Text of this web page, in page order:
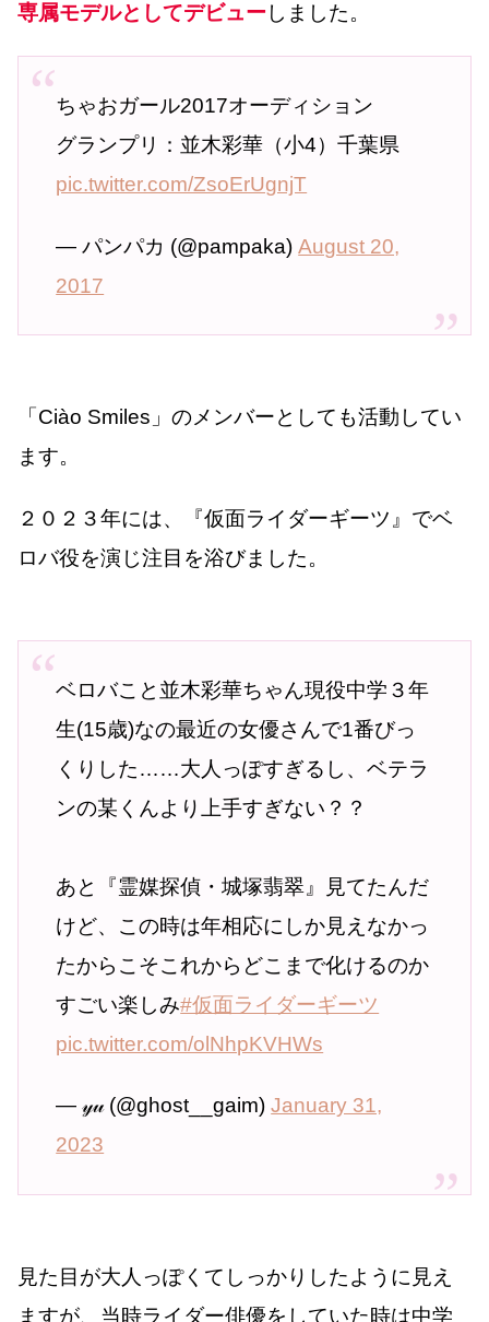
専属モデルとしてデビュー しました。
ちゃおガール2017オーディション
グランプリ：並木彩華（小4）千葉県
pic.twitter.com/ZsoErUgnjT
— パンパカ (@pampaka)August 20,
2017
「Ciào Smiles」のメンバーとしても活動してい
ます。
２０２３年には、『仮面ライダーギーツ』でベ
ロバ役を演じ注目を浴びました。
ベロバこと並木彩華ちゃん現役中学３年
生(15歳)なの最近の女優さんで1番びっ
くりした……大人っぽすぎるし、ベテラ
ンの某くんより上手すぎない？？
あと『霊媒探偵・城塚翡翠』見てたんだ
けど、この時は年相応にしか見えなかっ
たからこそこれからどこまで化けるのか
すごい楽しみ#仮面ライダーギーツ
pic.twitter.com/olNhpKVHWs
— 𝓎𝓊 (@ghost__gaim)January 31,
2023
見た目が大人っぽくてしっかりしたように見え
ますが、当時ライダー俳優をしていた時は中学